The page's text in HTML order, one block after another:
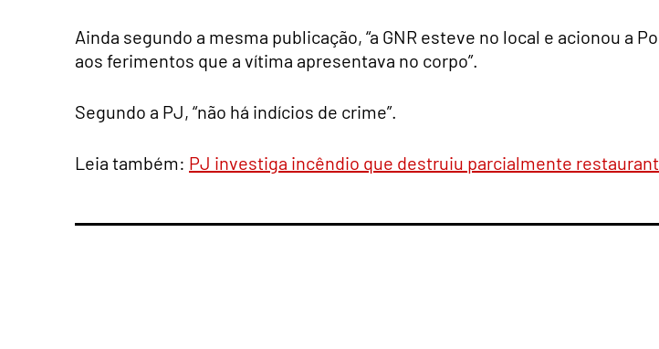
Ainda segundo a mesma publicação, “a GNR esteve no local e acionou a
aos ferimentos que a vítima apresentava no corpo”.
Segundo a PJ, “não há indícios de crime”.
Leia também: PJ investiga incêndio que destruiu parcialmente